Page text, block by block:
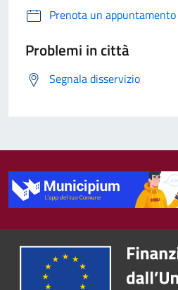
Prenota un appuntamento
Problemi in città
Segnala disservizio